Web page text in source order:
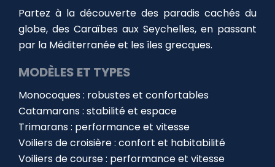
Partez à la découverte des paradis cachés du
globe, des Caraïbes aux Seychelles, en passant
par la Méditerranée et les îles grecques.
MODÈLES ET TYPES
Monocoques : robustes et confortables
Catamarans : stabilité et espace
Trimarans : performance et vitesse
Voiliers de croisière : confort et habitabilité
Voiliers de course : performance et vitesse